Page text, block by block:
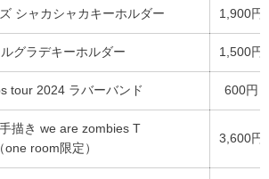
シャカシャカキーホルダー 1,900円
グラデキーホルダー 1,500円
tour 2024 ラバーバンド 600円
描き we are zombies T
（one room限定）
3,600円